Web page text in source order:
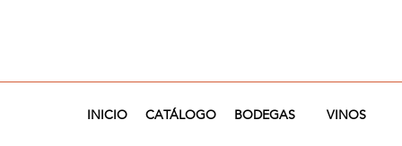
INICIO CATÁLOGO BODEGAS VINOS